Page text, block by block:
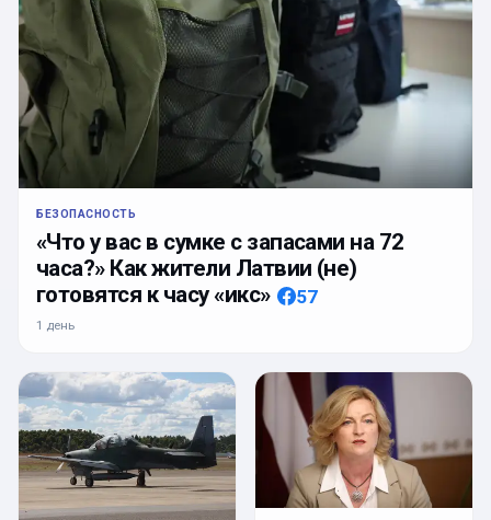
БЕЗОПАСНОСТЬ
«Что у вас в сумке с запасами на 72
часа?» Как жители Латвии (не)
готовятся к часу «икс»
57
1 день